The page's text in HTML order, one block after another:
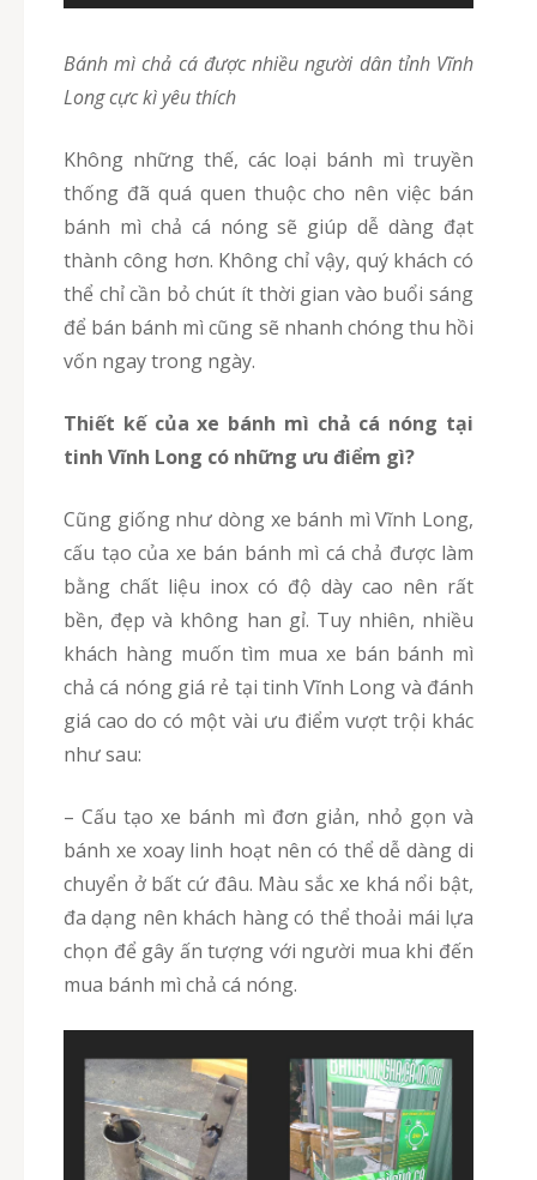
Bánh mì chả cá được nhiều người dân tỉnh Vĩnh
Long cực kì yêu thích
Không những thế, các loại bánh mì truyền
thống đã quá quen thuộc cho nên việc bán
bánh mì chả cá nóng sẽ giúp dễ dàng đạt
thành công hơn. Không chỉ vậy, quý khách có
thể chỉ cần bỏ chút ít thời gian vào buổi sáng
để bán bánh mì cũng sẽ nhanh chóng thu hồi
vốn ngay trong ngày.
Thiết kế của xe bánh mì chả cá nóng tại
tinh Vĩnh Long có những ưu điểm gì?
Cũng giống như dòng xe bánh mì Vĩnh Long,
cấu tạo của xe bán bánh mì cá chả được làm
bằng chất liệu inox có độ dày cao nên rất
bền, đẹp và không han gỉ. Tuy nhiên, nhiều
khách hàng muốn tìm mua xe bán bánh mì
chả cá nóng giá rẻ tại tinh Vĩnh Long và đánh
giá cao do có một vài ưu điểm vượt trội khác
như sau:
– Cấu tạo xe bánh mì đơn giản, nhỏ gọn và
bánh xe xoay linh hoạt nên có thể dễ dàng di
chuyển ở bất cứ đâu. Màu sắc xe khá nổi bật,
đa dạng nên khách hàng có thể thoải mái lựa
chọn để gây ấn tượng với người mua khi đến
mua bánh mì chả cá nóng.